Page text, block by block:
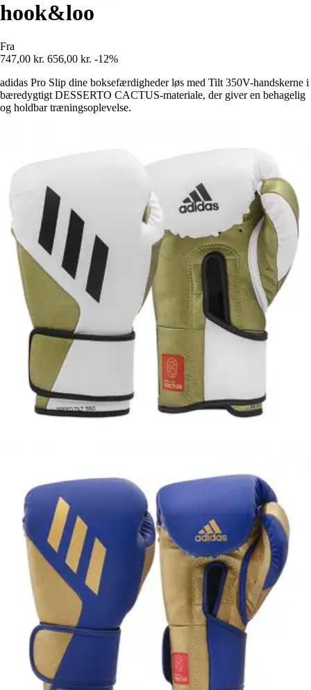
hook&loo
Fra
747,00 kr. 656,00 kr. -12%
adidas Pro Slip dine boksefærdigheder løs med Tilt 350V-handskerne i
bæredygtigt DESSERTO CACTUS-materiale, der giver en behagelig
og holdbar træningsoplevelse.